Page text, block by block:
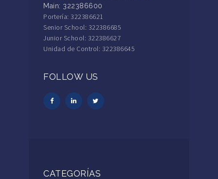
Main: 322386600
Portería: 322386621
Senior School: 322386685
Junior School: 322386627
Unidad de Control: 322386645
FOLLOW US
CATEGORÍAS